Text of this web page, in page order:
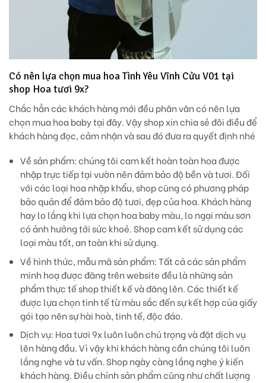
Có nên lựa chọn mua hoa Tình Yêu Vĩnh Cửu V01 tại
shop Hoa tươi 9x?
Chắc hẳn các khách hàng mới đều phân vân có nên lựa
chọn mua hoa baby tại đây. Vậy shop xin chia sẻ đôi điều để
khách hàng đọc, cảm nhận và sau đó đưa ra quyết định nhé
Về sản phẩm:chúng tôi cam kết hoàn toàn hoa được
nhập trực tiếp tại vườn nên đảm bảo độ bền và tươi. Đối
với các loại hoa nhập khẩu, shop cũng có phương pháp
bảo quản để đảm bảo độ tươi, đẹp của hoa. Khách hàng
hay lo lắng khi lựa chọn hoa baby màu, lo ngại màu sơn
có ảnh hưởng tới sức khoẻ. Shop cam kết sử dụng các
loại màu tốt, an toàn khi sử dụng.
Về hình thức, mẫu mã sản phẩm:Tất cả các sản phẩm
minh hoạ được đăng trên website đều là những sản
phẩm thực tế shop thiết kế và đăng lên. Các thiết kế
được lựa chọn tinh tế từ màu sắc đến sự kết hợp của giấy
gói tạo nên sự hài hoà, tinh tế, độc đáo.
Dịch vụ: Hoa tươi 9x luôn luôn chú trọng và đặt dịch vụ
lên hàng đầu. Vì vậy khi khách hàng cần chúng tôi luôn
lắng nghe và tư vấn. Shop ngày càng lắng nghe ý kiến
khách hàng. Điều chỉnh sản phẩm cũng như chất lượng